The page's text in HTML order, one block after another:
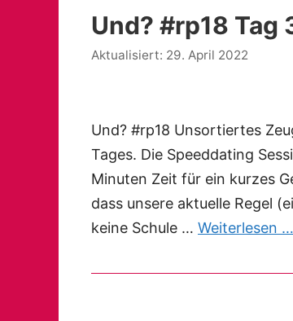
Und? #rp18 Tag
29. April 2022
Und? #rp18 Unsortiertes
Tages. Die Speeddating
Minuten Zeit für ein kurzes
dass unsere aktuelle Regel
keine Schule … Weiterlesen …